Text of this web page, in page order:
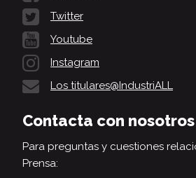
Twitter
Youtube
Instagram
Los titulares@IndustriALL
Contacta con nosotros
Para preguntas y cuestiones
Prensa: